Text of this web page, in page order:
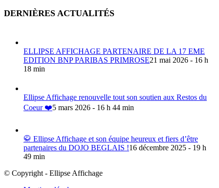
DERNIÈRES ACTUALITÉS
ELLIPSE AFFICHAGE PARTENAIRE DE LA 17 EME
EDITION BNP PARIBAS PRIMROSE21 mai 2026 - 16 h
18 min
Ellipse Affichage renouvelle tout son soutien aux Restos du
Coeur ❤️5 mars 2026 - 16 h 44 min
🥋 Ellipse Affichage et son équipe heureux et fiers d’être
partenaires du DOJO BEGLAIS !16 décembre 2025 - 19 h
49 min
© Copyright - Ellipse Affichage